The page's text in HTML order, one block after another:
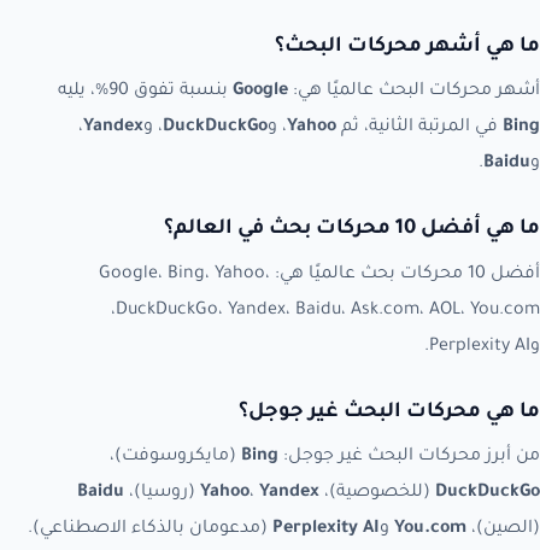
ما هي أشهر محركات البحث؟
أشهر محركات البحث عالميًا هي: Google بنسبة تفوق 90%، يليه
Bing في المرتبة الثانية، ثم Yahoo، وDuckDuckGo، وYandex،
وBaidu
.
ما هي أفضل 10 محركات بحث في العالم؟
أفضل 10 محركات بحث عالميًا هي: Google، Bing، Yahoo،
DuckDuckGo، Yandex، Baidu، Ask.com، AOL، You.com،
وPerplexity AI.
ما هي محركات البحث غير جوجل؟
من أبرز محركات البحث غير جوجل: Bing (مايكروسوفت)،
DuckDuckGo (للخصوصية)، Yahoo، Yandex (روسيا)، Baidu
(الصين)، You.com وPerplexity AI (مدعومان بالذكاء الاصطناعي).